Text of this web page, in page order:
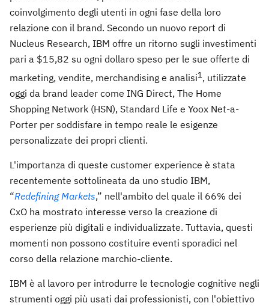
coinvolgimento degli utenti in ogni fase della loro
relazione con il brand. Secondo un nuovo report di
Nucleus Research, IBM offre un ritorno sugli investimenti
pari a $15,82 su ogni dollaro speso per le sue offerte di
marketing, vendite, merchandising e analisi1, utilizzate
oggi da brand leader come ING Direct, The Home
Shopping Network (HSN), Standard Life e Yoox Net-a-
Porter per soddisfare in tempo reale le esigenze
personalizzate dei propri clienti.
L'importanza di queste customer experience è stata
recentemente sottolineata da uno studio IBM,
“Redefining Markets,” nell'ambito del quale il 66% dei
CxO ha mostrato interesse verso la creazione di
esperienze più digitali e individualizzate. Tuttavia, questi
momenti non possono costituire eventi sporadici nel
corso della relazione marchio-cliente.
IBM è al lavoro per introdurre le tecnologie cognitive negli
strumenti oggi più usati dai professionisti, con l'obiettivo